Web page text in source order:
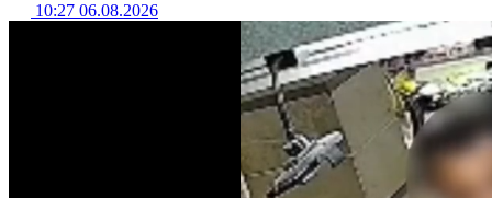
10:27 06.08.2026